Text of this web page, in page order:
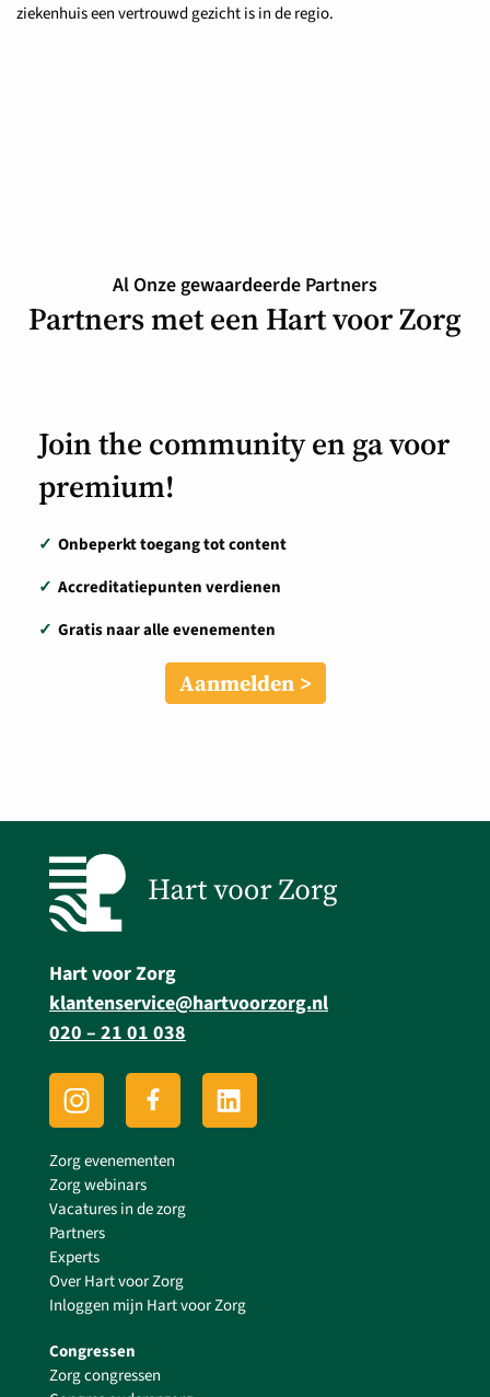
ziekenhuis een vertrouwd gezicht is in de regio.
Al Onze gewaardeerde Partners
Partners met een Hart voor Zorg
Join the community en ga voor
premium!
✓ Onbeperkt toegang tot content
✓ Accreditatiepunten verdienen
✓ Gratis naar alle evenementen
Aanmelden
Hart voor Zorg
klantenservice@hartvoorzorg.nl
020 – 21 01 038
Zorg evenementen
Zorg webinars
Vacatures in de zorg
Partners
Experts
Over Hart voor Zorg
Inloggen mijn Hart voor Zorg
Congressen
Zorg congressen